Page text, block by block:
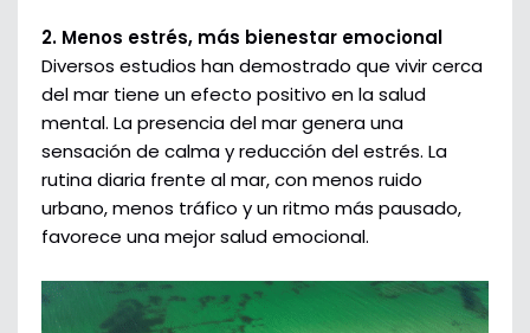
2. Menos estrés, más bienestar emocional
Diversos estudios han demostrado que vivir cerca
del mar tiene un efecto positivo en la salud
mental. La presencia del mar genera una
sensación de calma y reducción del estrés. La
rutina diaria frente al mar, con menos ruido
urbano, menos tráfico y un ritmo más pausado,
favorece una mejor salud emocional.